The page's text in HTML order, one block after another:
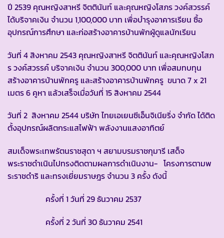
ปี 2539 คุณหญิงสาหรี จิตตินันท์ และคุณหญิงโสภร วงค์สวรรค์
ได้บริจาคเงิน จำนวน 1,100,000 บาท เพื่อบำรุงอาคารเรียน ซื้อ
อุปกรณ์การศึกษา และก่อสร้างอาคารบ้านพักผู้ดูแลนักเรียน
วันที่ 4 สิงหาคม 2543 คุณหญิงสาหรี จิตตินันท์ และคุณหญิงโสภ
ร วงค์สวรรค์ บริจาคเงิน จำนวน 300,000 บาท เพื่อสมทบทุน
สร้างอาคารบ้านพักครู และสร้างอาคารบ้านพักครู ขนาด 7 x 21
เมตร 6 คูหา แล้วเสร็จเมื่อวันที่ 15 สิงหาคม 2544
วันที่ 2 สิงหาคม 2544 บริษัท ไทยเอเยนซีเอ็นจิเนียริ่ง จำกัด ได้ติด
ตั้งอุปกรณ์ผลิตกระแสไฟฟ้า พลังงานแสงอาทิตย์
สมเด็จพระเทพรัตนราชสุดา ฯ สยามบรมราชกุมารี เสด็จ
พระราชดำเนินไปทรงติดตามผลการดำเนินงาน- โครงการตามพ
ระราชดำริ และทรงเยี่ยมราษฎร จำนวน 3 ครั้ง ดังนี้
ครั้งที่ 1 วันที่ 29 ธันวาคม 2537
ครั้งที่ 2 วันที่ 30 ธันวาคม 2541